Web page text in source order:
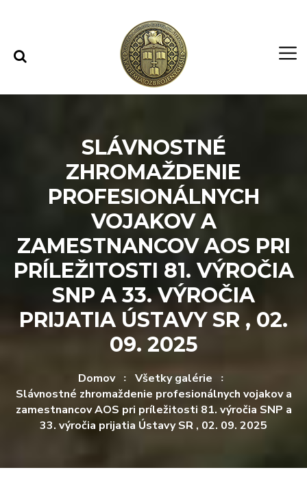
SLÁVNOSTNÉ
ZHROMAŽDENIE
PROFESIONÁLNYCH
VOJAKOV A
ZAMESTNANCOV AOS PRI
PRÍLEŽITOSTI 81. VÝROČIA
SNP A 33. VÝROČIA
PRIJATIA ÚSTAVY SR , 02.
09. 2025
Domov
Všetky galérie
Slávnostné zhromaždenie profesionálnych vojakov a
zamestnancov AOS pri príležitosti 81. výročia SNP a
33. výročia prijatia Ústavy SR , 02. 09. 2025